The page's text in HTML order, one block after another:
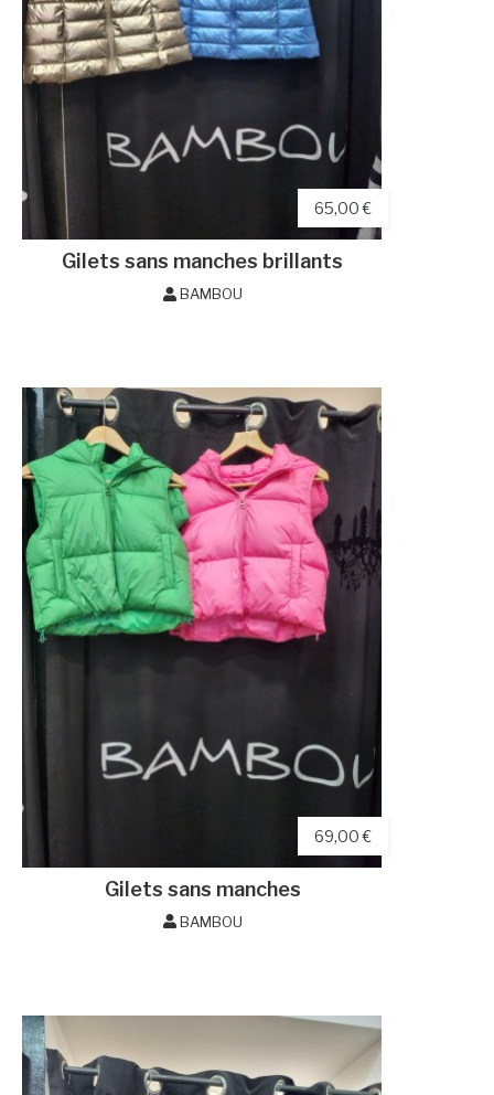
65,00 €
Gilets sans manches brillants
BAMBOU
69,00 €
Gilets sans manches
BAMBOU